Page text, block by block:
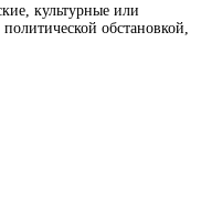
культурные или
обстановкой,